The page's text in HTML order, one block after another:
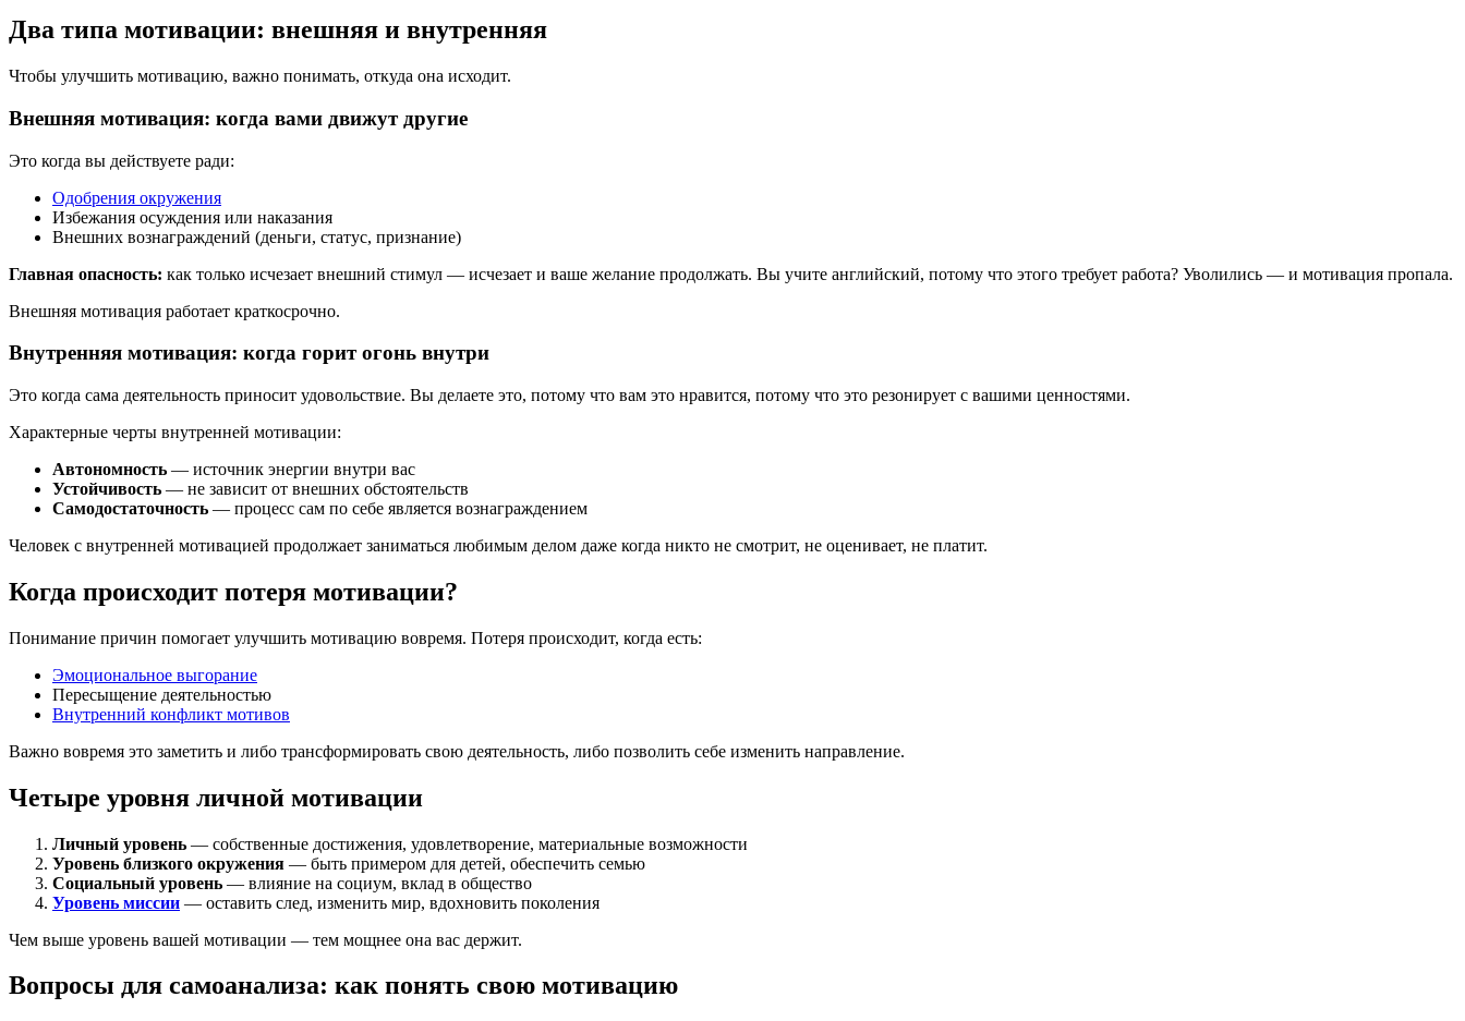
Два типа мотивации: внешняя и внутренняя
Чтобы улучшить мотивацию, важно понимать, откуда она исходит.
Внешняя мотивация: когда вами движут другие
Это когда вы действуете ради:
Одобрения окружения
Избежания осуждения или наказания
Внешних вознаграждений (деньги, статус, признание)
Главная опасность: как только исчезает внешний стимул — исчезает и ваше желание продолжать. Вы учите английский, потому что этого требует работа? Уволились — и мотивация пропала.
Внешняя мотивация работает краткосрочно.
Внутренняя мотивация: когда горит огонь внутри
Это когда сама деятельность приносит удовольствие. Вы делаете это, потому что вам это нравится, потому что это резонирует с вашими ценностями.
Характерные черты внутренней мотивации:
Автономность — источник энергии внутри вас
Устойчивость — не зависит от внешних обстоятельств
Самодостаточность — процесс сам по себе является вознаграждением
Человек с внутренней мотивацией продолжает заниматься любимым делом даже когда никто не смотрит, не оценивает, не платит.
Когда происходит потеря мотивации?
Понимание причин помогает улучшить мотивацию вовремя. Потеря происходит, когда есть:
Эмоциональное выгорание
Пересыщение деятельностью
Внутренний конфликт мотивов
Важно вовремя это заметить и либо трансформировать свою деятельность, либо позволить себе изменить направление.
Четыре уровня личной мотивации
Личный уровень — собственные достижения, удовлетворение, материальные возможности
Уровень близкого окружения — быть примером для детей, обеспечить семью
Социальный уровень — влияние на социум, вклад в общество
Уровень миссии — оставить след, изменить мир, вдохновить поколения
Чем выше уровень вашей мотивации — тем мощнее она вас держит.
Вопросы для самоанализа: как понять свою мотивацию